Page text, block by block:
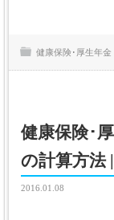
健康保険･厚生年金
健康保険･
の計算方法
2016.01.08